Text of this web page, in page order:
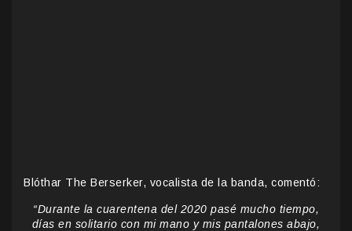
Blóthar The Berserker, vocalista de la banda, comentó:
“Durante la cuarentena del 2020 pasé mucho tiempo,
días en solitario con mi mano y mis pantalones abajo,